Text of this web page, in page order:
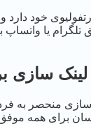
خود دارد و
سازی
منحصر به
یکسان برای همه